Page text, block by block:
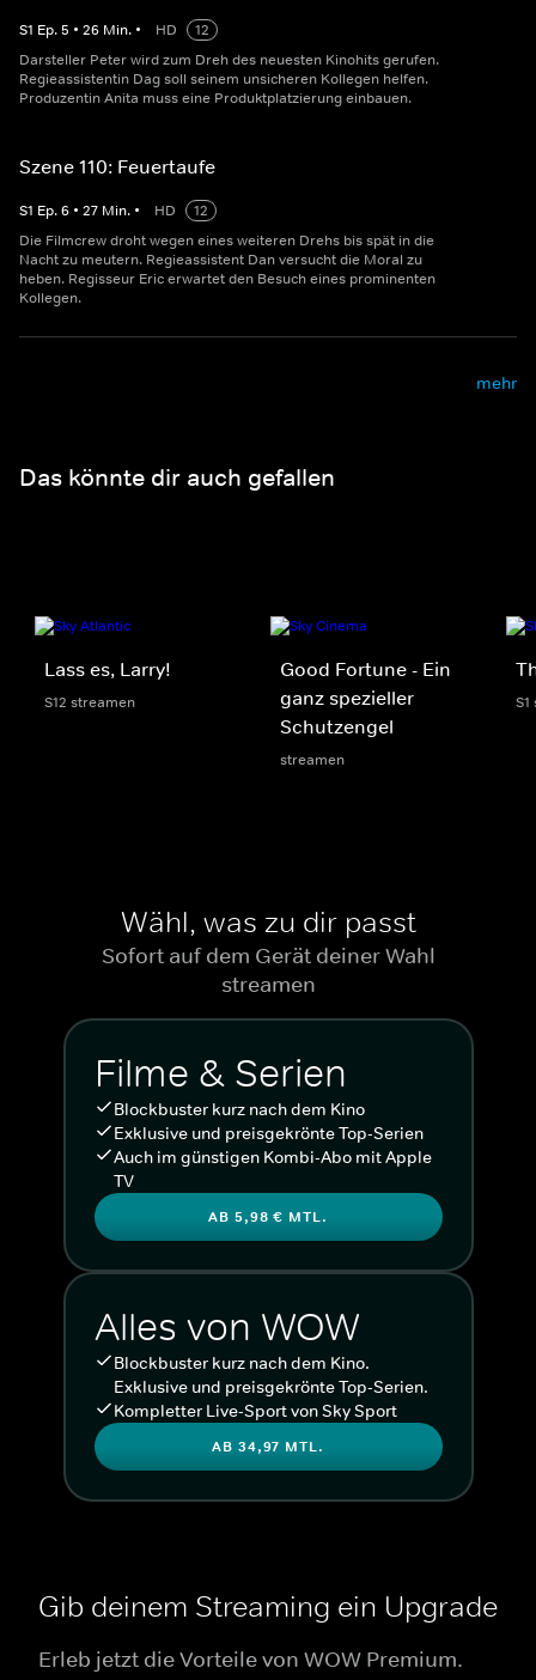
S1 Ep.5 • 26 Min. • HD
12
Darsteller Peter wird zum Dreh des neuesten Kinohits gerufen.
Regieassistentin Dag soll seinem unsicheren Kollegen helfen.
Produzentin Anita muss eine Produktplatzierung einbauen.
Szene 110: Feuertaufe
S1 Ep.6 • 27 Min. • HD
12
Die Filmcrew droht wegen eines weiteren Drehs bis spät in die
Nacht zu meutern. Regieassistent Dan versucht die Moral zu
heben. Regisseur Eric erwartet den Besuch eines prominenten
Kollegen.
mehr
Das könnte dir auch gefallen
Lass es, Larry!
S12 streamen
Good Fortune - Ein
ganz spezieller
Schutzengel
streamen
Wähl, was zu dir passt
Sofort auf dem Gerät deiner Wahl
streamen
Filme & Serien
Blockbuster kurz nach dem Kino
Exklusive und preisgekrönte Top-Serien
Auch im günstigen Kombi-Abo mit Apple
TV
AB 5,98 € MTL.
Alles von WOW
Blockbuster kurz nach dem Kino.
Exklusive und preisgekrönte Top-Serien.
Kompletter Live-Sport von Sky Sport
AB 34,97 MTL.
Gib deinem Streaming ein Upgrade
Erleb jetzt die Vorteile von WOW Premium.